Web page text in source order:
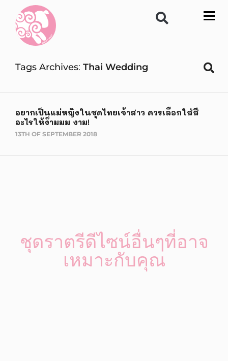
Tags Archives Thai Wedding
อยากเป็นแม่หญิงในชุดไทยเจ้าสาว ควรเลือกใส่สี
อะไรให้ง๊ามมม งาม!
13TH OF SEPTEMBER 2018
ชุดราตรีดีไซน์อื่นๆที่อาจ
เหมาะกับคุณ